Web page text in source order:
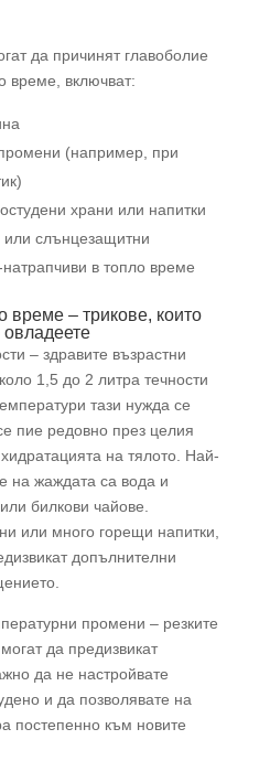
да причинят главоболие
време, включват:
(например, при
храни или напитки
слънцезащитни
в топло време
време – трикове, които
– здравите възрастни
1,5 до 2 литра течности
тази нужда се
пие редовно през целия
на тялото. Най-
на жаждата са вода и
билкови чайове.
или много горещи напитки,
допълнителни
промени – резките
да предизвикат
да не настройвате
и да позволявате на
постепенно към новите